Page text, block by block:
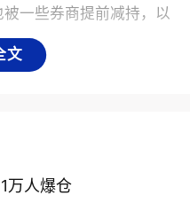
文
一些券商提前减持，以
万人爆仓